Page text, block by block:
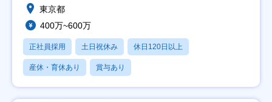
東京都
400万~600万
正社員採用 土日祝休み 休日120日以上
産休・育休あり 賞与あり